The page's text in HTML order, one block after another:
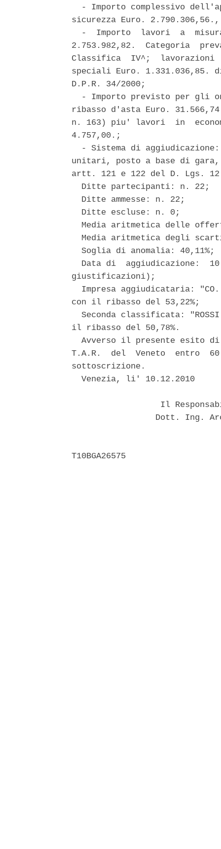
- Importo complessivo
sicurezza Euro.
-  Importo  lavori  a
2.753.982,82.  Categoria
Classifica  IV^;
speciali Euro. 1.331.036,85.
D.P.R. 34/2000;
- Importo previsto per gli
ribasso d'asta Euro.
n. 163) piu' lavori  in
4.757,00.;
- Sistema di
unitari, posto a base di
artt. 121 e 122 del D. Lgs.
  Ditte partecipanti: n. 22;
  Ditte ammesse: n. 22;
  Ditte escluse: n. 0;
Media aritmetica delle
Media aritmetica degli
  Soglia di anomalia: 40,11%;
Data di  aggiudicazione:
giustificazioni);
Impresa aggiudicataria:
con il ribasso del 53,22%;
Seconda classificata:
il ribasso del 50,78%.
Avverso il presente esito
T.A.R.  del  Veneto  entro
sottoscrizione.
  Venezia, li' 10.12.2010
Il
Dott. Ing.